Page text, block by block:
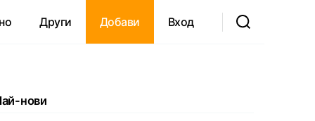
Други Добави Вход
нови